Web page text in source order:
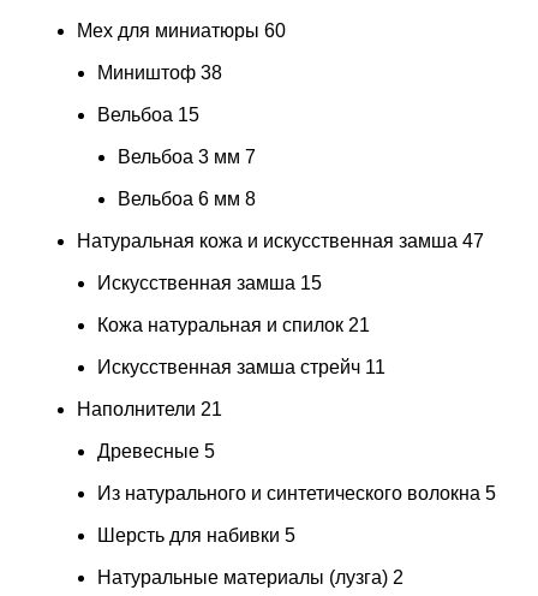
Мех для миниатюры 60
Миништоф 38
Вельбоа 15
Вельбоа 3 мм 7
Вельбоа 6 мм 8
Натуральная кожа и искусственная замша 47
Искусственная замша 15
Кожа натуральная и спилок 21
Искусственная замша стрейч 11
Наполнители 21
Древесные 5
Из натурального и синтетического волокна 5
Шерсть для набивки 5
Натуральные материалы (лузга) 2